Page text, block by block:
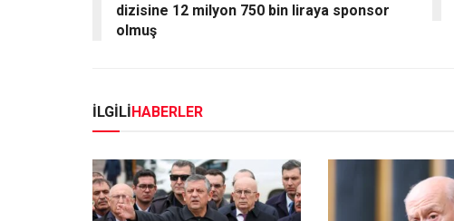
dizisine 12 milyon 750 bin liraya sponsor
olmuş
İLGİLİHABERLER